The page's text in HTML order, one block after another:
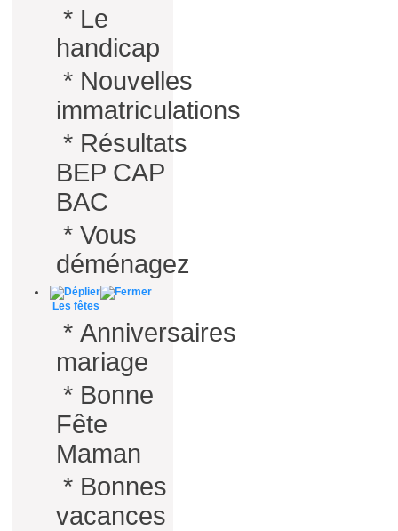
* Le
handicap
* Nouvelles
immatriculations
* Résultats
BEP CAP
BAC
* Vous
déménagez
Les fêtes
* Anniversaires
mariage
* Bonne
Fête
Maman
* Bonnes
vacances